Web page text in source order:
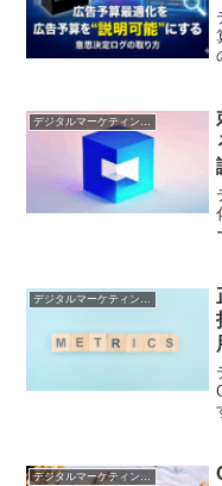
デジタルマーケティング基礎
デジタルマーケティング基礎